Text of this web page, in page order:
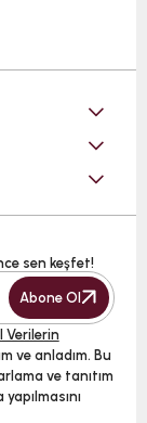
sen keşfet!
Abone Ol
Verilerin
ve anladım. Bu
ve tanıtım